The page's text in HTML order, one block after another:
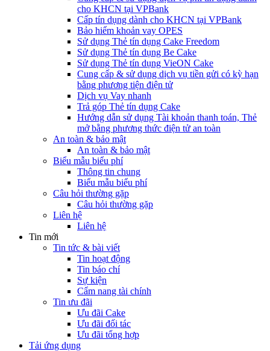
cho KHCN tại VPBank
Cấp tín dụng dành cho KHCN tại VPBank
Bảo hiểm khoản vay OPES
Sử dụng Thẻ tín dụng Cake Freedom
Sử dụng Thẻ tín dụng Be Cake
Sử dụng Thẻ tín dụng VieON Cake
Cung cấp & sử dụng dịch vụ tiền gửi có kỳ hạn
bằng phương tiện điện tử
Dịch vụ Vay nhanh
Trả góp Thẻ tín dụng Cake
Hướng dẫn sử dụng Tài khoản thanh toán, Thẻ
mở bằng phương thức điện tử an toàn
An toàn & bảo mật
An toàn & bảo mật
Biểu mẫu biểu phí
Thông tin chung
Biểu mẫu biểu phí
Câu hỏi thường gặp
Câu hỏi thường gặp
Liên hệ
Liên hệ
Tin mới
Tin tức & bài viết
Tin hoạt động
Tin báo chí
Sự kiện
Cẩm nang tài chính
Tin ưu đãi
Ưu đãi Cake
Ưu đãi đối tác
Ưu đãi tổng hợp
Tải ứng dụng